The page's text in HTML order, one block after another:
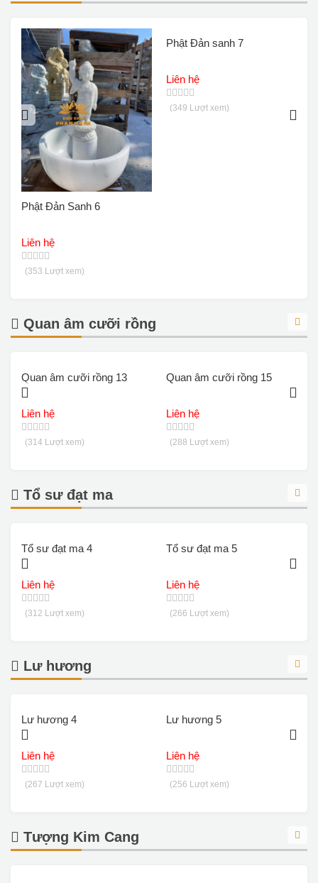
Giới thiệu
Hỏi đáp
Chính sách
Liên hệ
Phật Đản Sanh 6
Liên hệ
(353 Lượt xem)
Phật Đản sanh 7
Liên hệ
(349 Lượt xem)
Quan âm cưỡi rồng
Quan âm cưỡi rồng 13
Liên hệ
(314 Lượt xem)
Quan âm cưỡi rồng 15
Liên hệ
(288 Lượt xem)
Tổ sư đạt ma
Tổ sư đạt ma 4
Liên hệ
(312 Lượt xem)
Tổ sư đạt ma 5
Liên hệ
(266 Lượt xem)
Lư hương
Lư hương 4
Liên hệ
(267 Lượt xem)
Lư hương 5
Liên hệ
(256 Lượt xem)
Tượng Kim Cang